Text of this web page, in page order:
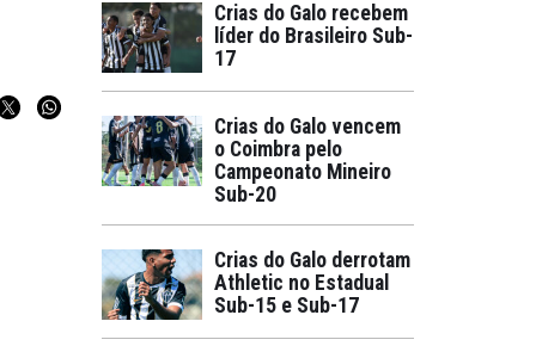
Crias do Galo recebem
líder do Brasileiro Sub-
17
Crias do Galo vencem
o Coimbra pelo
Campeonato Mineiro
Sub-20
Crias do Galo derrotam
Athletic no Estadual
Sub-15 e Sub-17